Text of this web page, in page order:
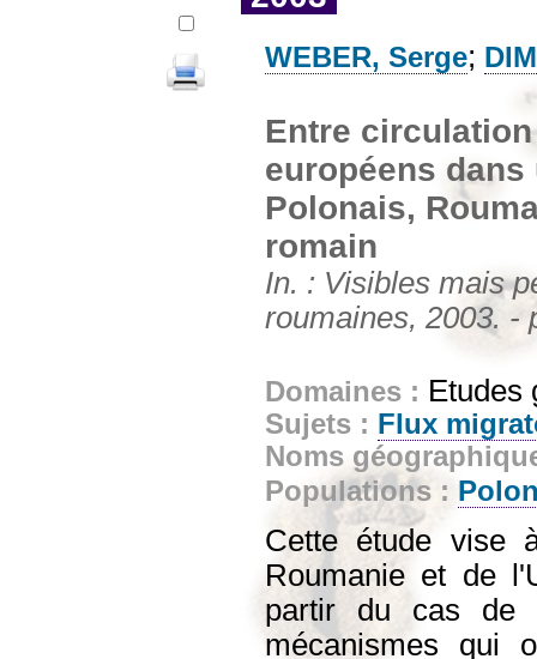
WEBER, Serge;
Entre
européens
Polonais,
romain
In. : Visibles mais
roumaines, 2003. -
Domaines : Etudes
Sujets : Flux
Noms
Populations :
Cette étude vise
Roumanie et de
partir du cas de
mécanismes qui